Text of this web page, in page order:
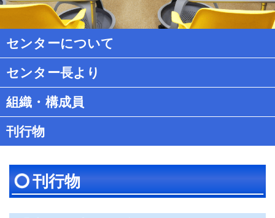
ー
職
キ
ャ
リ
ア
高
センターについて
センター長より
組織・構成員
刊行物
刊行物